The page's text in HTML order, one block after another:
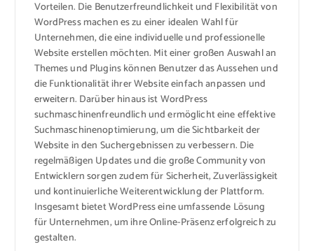
Vorteilen. Die Benutzerfreundlichkeit und Flexibilität von
WordPress machen es zu einer idealen Wahl für
Unternehmen, die eine individuelle und professionelle
Website erstellen möchten. Mit einer großen Auswahl an
Themes und Plugins können Benutzer das Aussehen und
die Funktionalität ihrer Website einfach anpassen und
erweitern. Darüber hinaus ist WordPress
suchmaschinenfreundlich und ermöglicht eine effektive
Suchmaschinenoptimierung, um die Sichtbarkeit der
Website in den Suchergebnissen zu verbessern. Die
regelmäßigen Updates und die große Community von
Entwicklern sorgen zudem für Sicherheit, Zuverlässigkeit
und kontinuierliche Weiterentwicklung der Plattform.
Insgesamt bietet WordPress eine umfassende Lösung
für Unternehmen, um ihre Online-Präsenz erfolgreich zu
gestalten.